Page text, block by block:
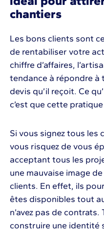
chantiers
Les bons clients sont
de rentabiliser votre
chiffre d’affaires,
tendance à répondre à
devis qu’il reçoit. Ce
c’est que cette
Si vous signez tous les
vous risquez de vous
acceptant tous les
une mauvaise image
clients. En effet, ils
êtes disponibles tout
n’avez pas de
construire une identité